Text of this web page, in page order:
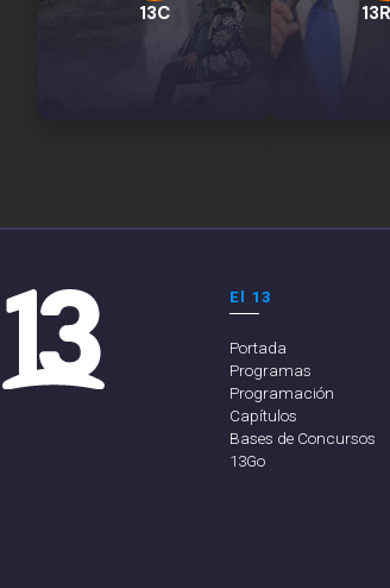
13C
El 13
Portada
Programas
Programación
Capítulos
Bases de Concursos
13Go